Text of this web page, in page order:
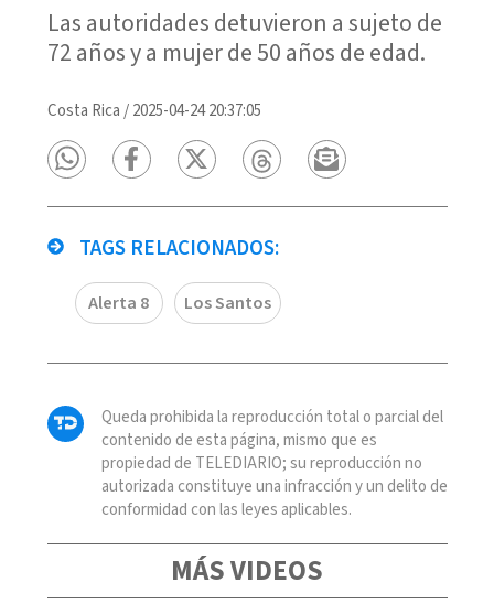
Las autoridades detuvieron a sujeto de
72 años y a mujer de 50 años de edad.
Costa Rica /2025-04-24 20:37:05
TAGS RELACIONADOS:
Alerta 8 Los Santos
Queda prohibida la reproducción total o parcial del
contenido de esta página, mismo que es
propiedad de TELEDIARIO; su reproducción no
autorizada constituye una infracción y un delito de
conformidad con las leyes aplicables.
MÁS VIDEOS